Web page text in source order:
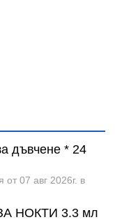
дъвчене * 24
07 авг 2026г. в
НОКТИ 3.3 мл